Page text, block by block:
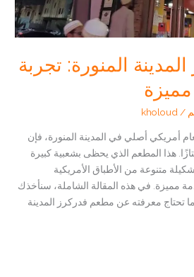
المنورة: تجربة
/
kholoud
أمريكي أصلي في المدينة المنورة، فإن
هذا المطعم الذي يحظى بشعبية كبيرة
متنوعة من الأطباق الأمريكية
مميزة. في هذه المقالة الشاملة، سنأخذك
تحتاج معرفته عن مطعم فدركرز المدينة